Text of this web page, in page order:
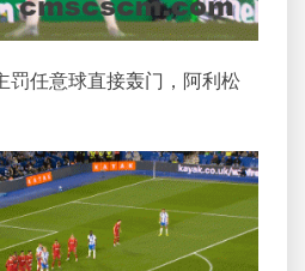
罚任意球直接轰门，阿利松